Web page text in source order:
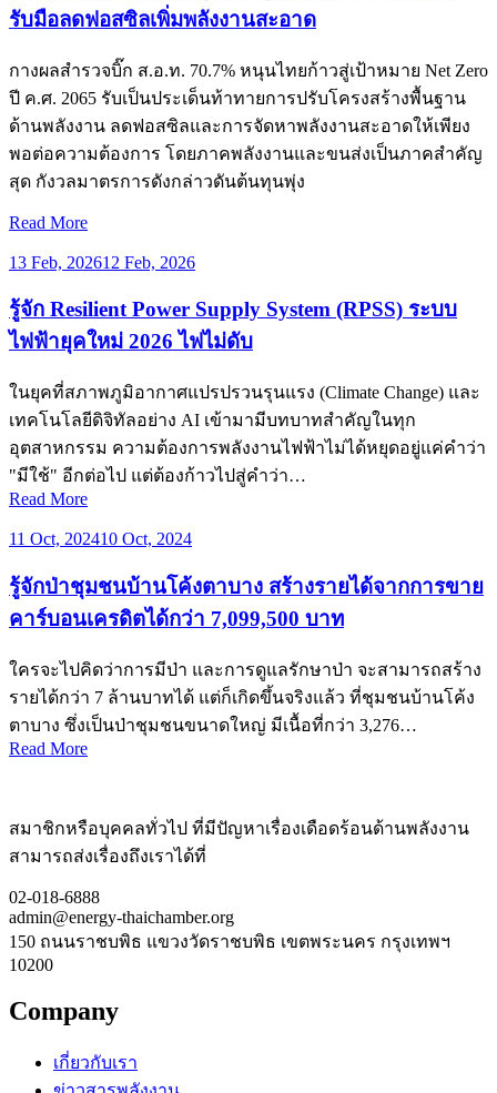
รับมือลดฟอสซิลเพิ่มพลังงานสะอาด
กางผลสำรวจบิ๊ก ส.อ.ท. 70.7% หนุนไทยก้าวสู่เป้าหมาย Net Zero
ปี ค.ศ. 2065 รับเป็นประเด็นท้าทายการปรับโครงสร้างพื้นฐาน
ด้านพลังงาน ลดฟอสซิลและการจัดหาพลังงานสะอาดให้เพียง
พอต่อความต้องการ โดยภาคพลังงานและขนส่งเป็นภาคสำคัญ
สุด กังวลมาตรการดังกล่าวดันต้นทุนพุ่ง
Read More
13 Feb, 202612 Feb, 2026
รู้จัก Resilient Power Supply System (RPSS) ระบบ
ไฟฟ้ายุคใหม่ 2026 ไฟไม่ดับ
ในยุคที่สภาพภูมิอากาศแปรปรวนรุนแรง (Climate Change) และ
เทคโนโลยีดิจิทัลอย่าง AI เข้ามามีบทบาทสำคัญในทุก
อุตสาหกรรม ความต้องการพลังงานไฟฟ้าไม่ได้หยุดอยู่แค่คำว่า
"มีใช้" อีกต่อไป แต่ต้องก้าวไปสู่คำว่า…
Read More
11 Oct, 202410 Oct, 2024
รู้จักป่าชุมชนบ้านโค้งตาบาง สร้างรายได้จากการขาย
คาร์บอนเครดิตได้กว่า 7,099,500 บาท
ใครจะไปคิดว่าการมีป่า และการดูแลรักษาป่า จะสามารถสร้าง
รายได้กว่า 7 ล้านบาทได้ แต่ก็เกิดขึ้นจริงแล้ว ที่ชุมชนบ้านโค้ง
ตาบาง ซึ่งเป็นป่าชุมชนขนาดใหญ่ มีเนื้อที่กว่า 3,276…
Read More
สมาชิกหรือบุคคลทั่วไป ที่มีปัญหาเรื่องเดือดร้อนด้านพลังงาน
สามารถส่งเรื่องถึงเราได้ที่
02-018-6888
admin@energy-thaichamber.org
150 ถนนราชบพิธ แขวงวัดราชบพิธ เขตพระนคร กรุงเทพฯ
10200
Company
เกี่ยวกับเรา